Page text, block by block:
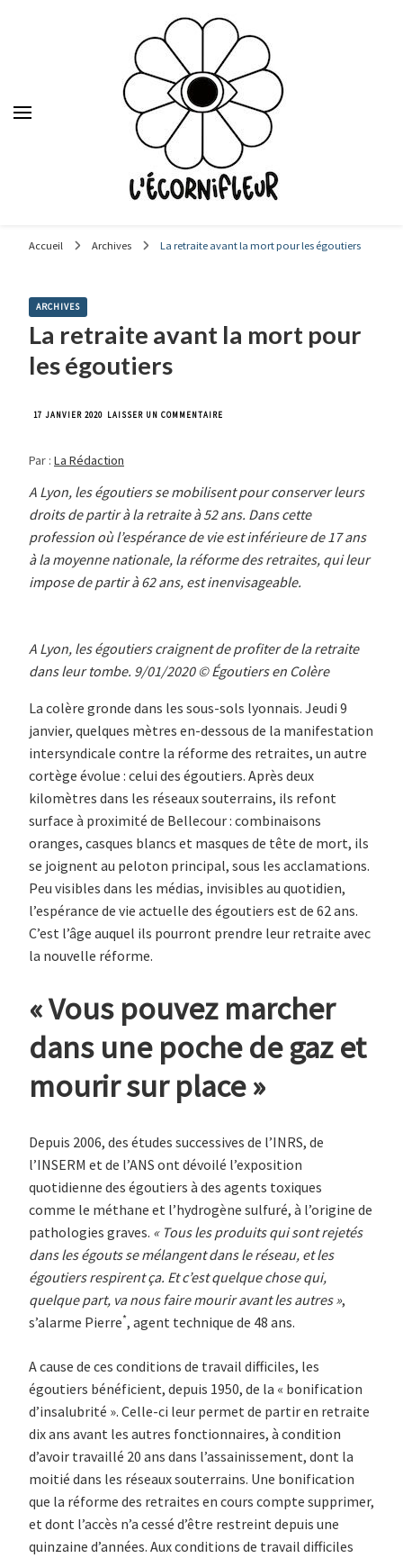
depuis 1992.
Accueil Archives La retraite avant la mort pour les égoutiers
ARCHIVES
La retraite avant la mort pour
les égoutiers
17 JANVIER 2020 LAISSER UN COMMENTAIRE
POUR
LES
Par : La Rédaction
A Lyon, les égoutiers se mobilisent pour conserver leurs
droits de partir à la retraite à 52 ans. Dans cette
profession où l’espérance de vie est inférieure de 17 ans
à la moyenne nationale, la réforme des retraites, qui leur
impose de partir à 62 ans, est inenvisageable.
A Lyon, les égoutiers craignent de profiter de la retraite
dans leur tombe. 9/01/2020 © Égoutiers en Colère
La colère gronde dans les sous-sols lyonnais. Jeudi 9
janvier, quelques mètres en-dessous de la manifestation
intersyndicale contre la réforme des retraites, un autre
cortège évolue : celui des égoutiers. Après deux
kilomètres dans les réseaux souterrains, ils refont
surface à proximité de Bellecour : combinaisons
oranges, casques blancs et masques de tête de mort, ils
se joignent au peloton principal, sous les acclamations.
Peu visibles dans les médias, invisibles au quotidien,
l’espérance de vie actuelle des égoutiers est de 62 ans.
C’est l’âge auquel ils pourront prendre leur retraite avec
la nouvelle réforme.
« Vous pouvez marcher
dans une poche de gaz et
mourir sur place »
Depuis 2006, des études successives de l’INRS, de
l’INSERM et de l’ANS ont dévoilé l’exposition
quotidienne des égoutiers à des agents toxiques
comme le méthane et l’hydrogène sulfuré, à l’origine de
pathologies graves. « Tous les produits qui sont rejetés
dans les égouts se mélangent dans le réseau, et les
égoutiers respirent ça. Et c’est quelque chose qui,
quelque part, va nous faire mourir avant les autres »,
s’alarme Pierre*, agent technique de 48 ans.
A cause de ces conditions de travail difficiles, les
égoutiers bénéficient, depuis 1950, de la « bonification
d’insalubrité ». Celle-ci leur permet de partir en retraite
dix ans avant les autres fonctionnaires, à condition
d’avoir travaillé 20 ans dans l’assainissement, dont la
moitié dans les réseaux souterrains. Une bonification
que la réforme des retraites en cours compte supprimer,
et dont l’accès n’a cessé d’être restreint depuis une
quinzaine d’années. Aux conditions de travail difficiles